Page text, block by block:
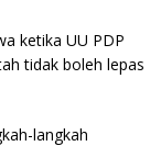
ketika UU PDP
tidak boleh lepas
langkah